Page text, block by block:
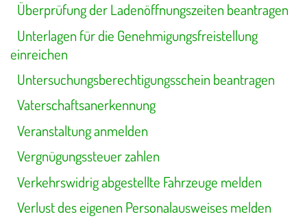
Überprüfung der Ladenöffnungszeiten beantragen
Unterlagen für die Genehmigungsfreistellung
einreichen
Untersuchungsberechtigungsschein beantragen
Vaterschaftsanerkennung
Veranstaltung anmelden
Vergnügungssteuer zahlen
Verkehrswidrig abgestellte Fahrzeuge melden
Verlust des eigenen Personalausweises melden